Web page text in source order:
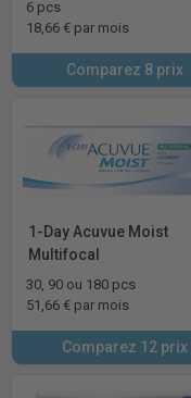
6 pcs
18,66 € par mois
Comparez 8 prix
1-Day Acuvue Moist
Multifocal
30, 90 ou 180 pcs
51,66 € par mois
Comparez 12 prix